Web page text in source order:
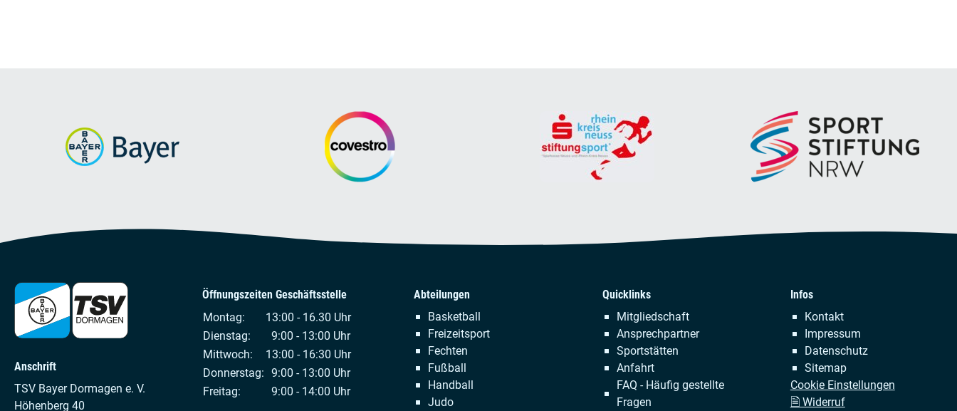
Anschrift
TSV Bayer Dormagen e. V.
Höhenberg 40
Öffnungszeiten Geschäftsstelle
Montag:
13:00 - 16.30 Uhr
Dienstag:
9:00 - 13:00 Uhr
Mittwoch:
13:00 - 16:30 Uhr
Donnerstag: 9:00 - 13:00 Uhr
Freitag:
9:00 - 14:00 Uhr
Abteilungen
Navigation
überspringen
Basketball
Freizeitsport
Fechten
Fußball
Handball
Judo
Quicklinks
Navigation
überspringen
Mitgliedschaft
Ansprechpartner
Sportstätten
Anfahrt
FAQ - Häufig gestellte
Fragen
Infos
Navigation
überspringen
Kontakt
Impressum
Datenschutz
Sitemap
Cookie Einstellungen
🗎 Widerruf